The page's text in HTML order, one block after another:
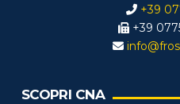
+39
+39
SCOPRI CNA